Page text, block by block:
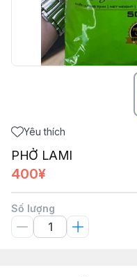
Yêu thích
PHỞ LAMI
400¥
Số lượng